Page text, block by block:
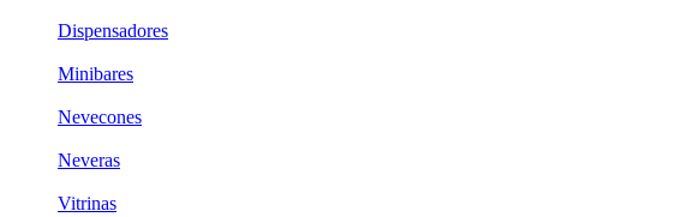
Dispensadores
Minibares
Nevecones
Neveras
Vitrinas